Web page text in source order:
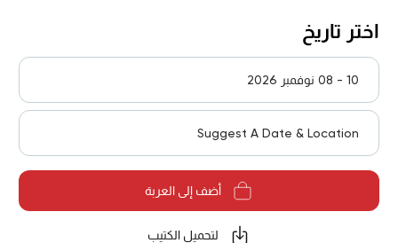
اختر تاريخ
10 - 08 نوفمبر 2026
Suggest A Date & Location
أضف إلى العربة
لتحميل الكتيب